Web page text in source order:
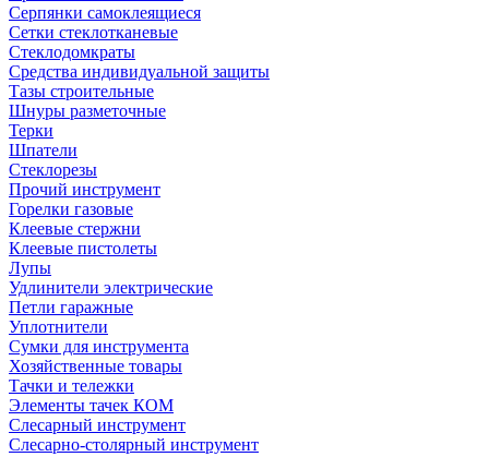
Серпянки самоклеящиеся
Сетки стеклотканевые
Стеклодомкраты
Средства индивидуальной защиты
Тазы строительные
Шнуры разметочные
Терки
Шпатели
Стеклорезы
Прочий инструмент
Горелки газовые
Клеевые стержни
Клеевые пистолеты
Лупы
Удлинители электрические
Петли гаражные
Уплотнители
Сумки для инструмента
Хозяйственные товары
Тачки и тележки
Элементы тачек КОМ
Слесарный инструмент
Слесарно-столярный инструмент